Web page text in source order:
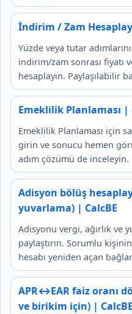
İndirim / Zam
Yüzde veya tutar
indirim/zam sonrası fiyatı
hesaplayın. Paylaşılabilir
Emeklilik Planlaması |
Emeklilik Planlaması için
girin ve sonucu hemen
adım çözümü de inceleyin.
Adisyon bölüş
yuvarlama) | CalcBE
Adisyonu vergi, ağırlık ve
paylaştırın. Sorumlu
hesabı yeniden açan
APR↔EAR faiz oranı
ve birikim için) | CalcBE